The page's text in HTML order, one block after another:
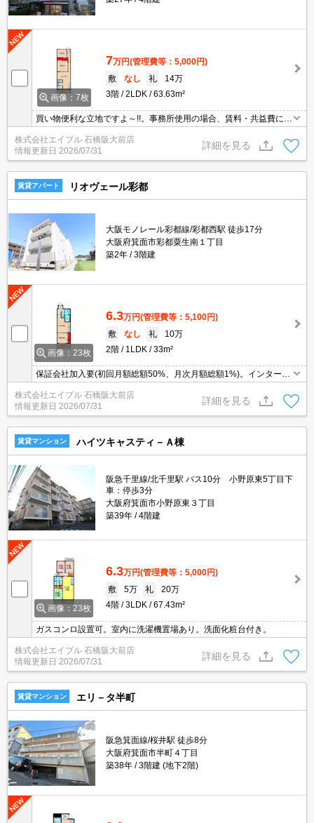
画像：7枚
7万円(管理費等：5,000円)
敷
なし 礼
14万
3階
2LDK 63.63m²
買い物便利な立地ですよ～!!。事務所使用の場合、賃料・共益費に別
株式会社エイブル 石橋阪大前店
情報更新日 2026/07/31
詳細を見る
賃貸アパート リオヴェール彩都
大阪モノレール彩都線/彩都西駅 徒歩17分
大阪府箕面市彩都粟生南１丁目
築2年
3階建
画像：23枚
6.3万円(管理費等：5,100円)
敷
なし 礼
10万
2階
1LDK 33m²
保証会社加入要(初回月額総額50%、月次月額総額1%)。インターネ
あり。システムキッチン。
株式会社エイブル 石橋阪大前店
情報更新日 2026/07/31
詳細を見る
賃貸マンション ハイツキャスティ－Ａ棟
阪急千里線/北千里駅 バス10分 小野原東5丁目下
車：停歩3分
大阪府箕面市小野原東３丁目
築39年
4階建
画像：23枚
6.3万円(管理費等：5,000円)
敷
5万 礼
20万
4階
3LDK 67.43m²
ガスコンロ設置可。室内に洗濯機置場あり。洗面化粧台付き。
株式会社エイブル 石橋阪大前店
情報更新日 2026/07/31
詳細を見る
賃貸マンション エリ－タ半町
阪急箕面線/桜井駅 徒歩8分
大阪府箕面市半町４丁目
築38年
3階建 (地下2階)